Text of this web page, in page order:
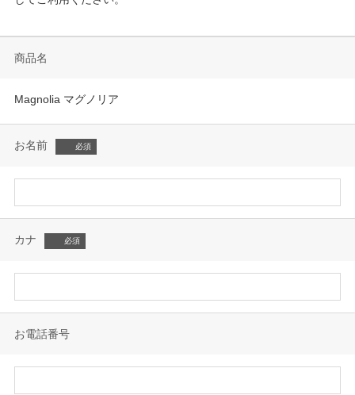
商品名
Magnolia マグノリア
お名前
カナ
お電話番号